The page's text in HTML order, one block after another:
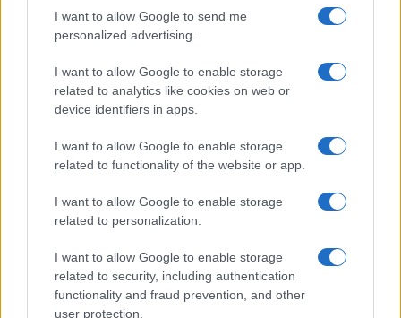
I want to allow Google to send me
personalized advertising.
I want to allow Google to enable storage
related to analytics like cookies on web or
device identifiers in apps.
I want to allow Google to enable storage
related to functionality of the website or app.
I want to allow Google to enable storage
related to personalization.
I want to allow Google to enable storage
related to security, including authentication
functionality and fraud prevention, and other
user protection.
Monte Pino, la fine di un lungo dolore: storia e
rinascita della strada che segnò la Gallura
Raid nelle campagne di Berchidda, rischio per
la rete elettrica